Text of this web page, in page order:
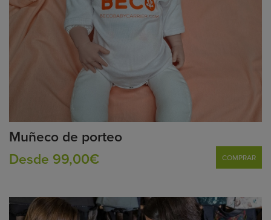
Muñeco de porteo
Desde 99,00€
COMPRAR